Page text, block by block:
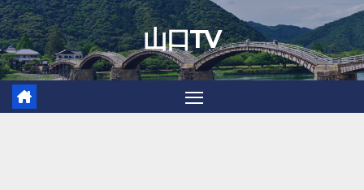
Skip
to
content
山口TV